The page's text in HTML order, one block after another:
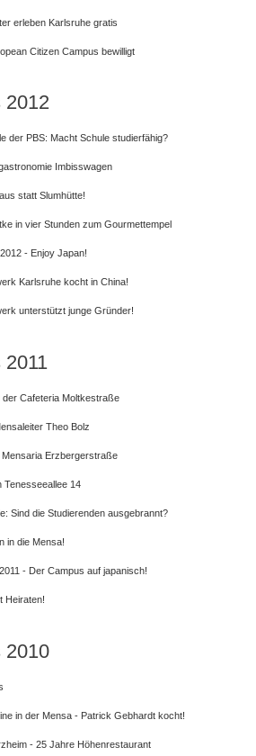
erleben Karlsruhe gratis
Citizen Campus bewilligt
2012
der PBS: Macht Schule studierfähig?
Imbisswagen
statt Slumhütte!
in vier Stunden zum Gourmettempel
- Enjoy Japan!
Karlsruhe kocht in China!
unterstützt junge Gründer!
der Cafeteria Moltkestraße
Theo Bolz
Mensaria Erzbergerstraße
Tenesseeallee 14
Sind die Studierenden ausgebrannt?
in die Mensa!
- Der Campus auf japanisch!
Heiraten!
2010
in der Mensa - Patrick Gebhardt kocht!
- 25 Jahre Höhenrestaurant